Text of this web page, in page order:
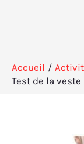
Accueil
Test de la